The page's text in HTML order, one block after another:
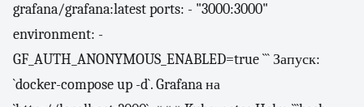
grafana/grafana:latest ports: - "3000:3000"
environment: -
GF_AUTH_ANONYMOUS_ENABLED=true ``` Запуск:
`docker-compose up -d`. Grafana на